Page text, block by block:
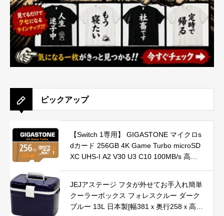
ピックアップ
【Switch 1専用】 GIGASTONE マイクロs
dカード 256GB 4K Game Turbo microSD
XC UHS-I A2 V30 U3 C10 100MB/s 高速
JEJアステージ フタが外せてお手入れ簡単
クーラーボックス フォレスクルー ダーク
ブルー 13L 日本製[幅381ｘ奥行258ｘ高さ